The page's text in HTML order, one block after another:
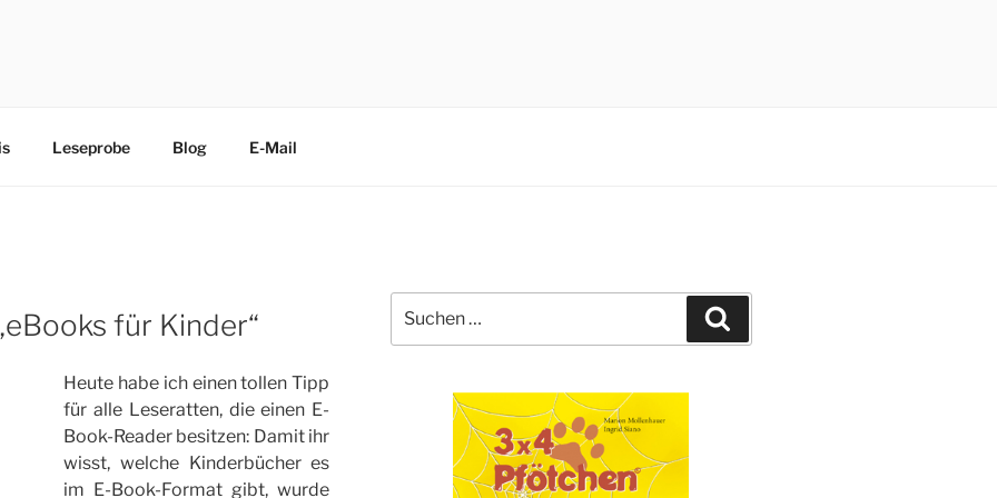
Leseprobe Blog E-Mail
für Kinder“
Heute habe ich einen tollen Tipp
für alle Leseratten, die einen E-
Book-Reader besitzen: Damit ihr
wisst, welche Kinderbücher es
im E-Book-Format gibt, wurde
nach: